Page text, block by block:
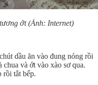
ớt (Ảnh: Internet)
dầu ăn vào đung nóng rồi
và ớt vào xào sơ qua.
rồi tắt bếp.